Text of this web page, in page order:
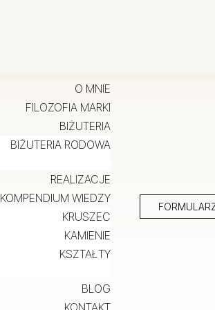
O MNIE
FILOZOFIA MARKI
BIŻUTERIA
BIŻUTERIA RODOWA
REALIZACJE
KOMPENDIUM WIEDZY
KRUSZEC
KAMIENIE
KSZTAŁTY
BLOG
KONTAKT